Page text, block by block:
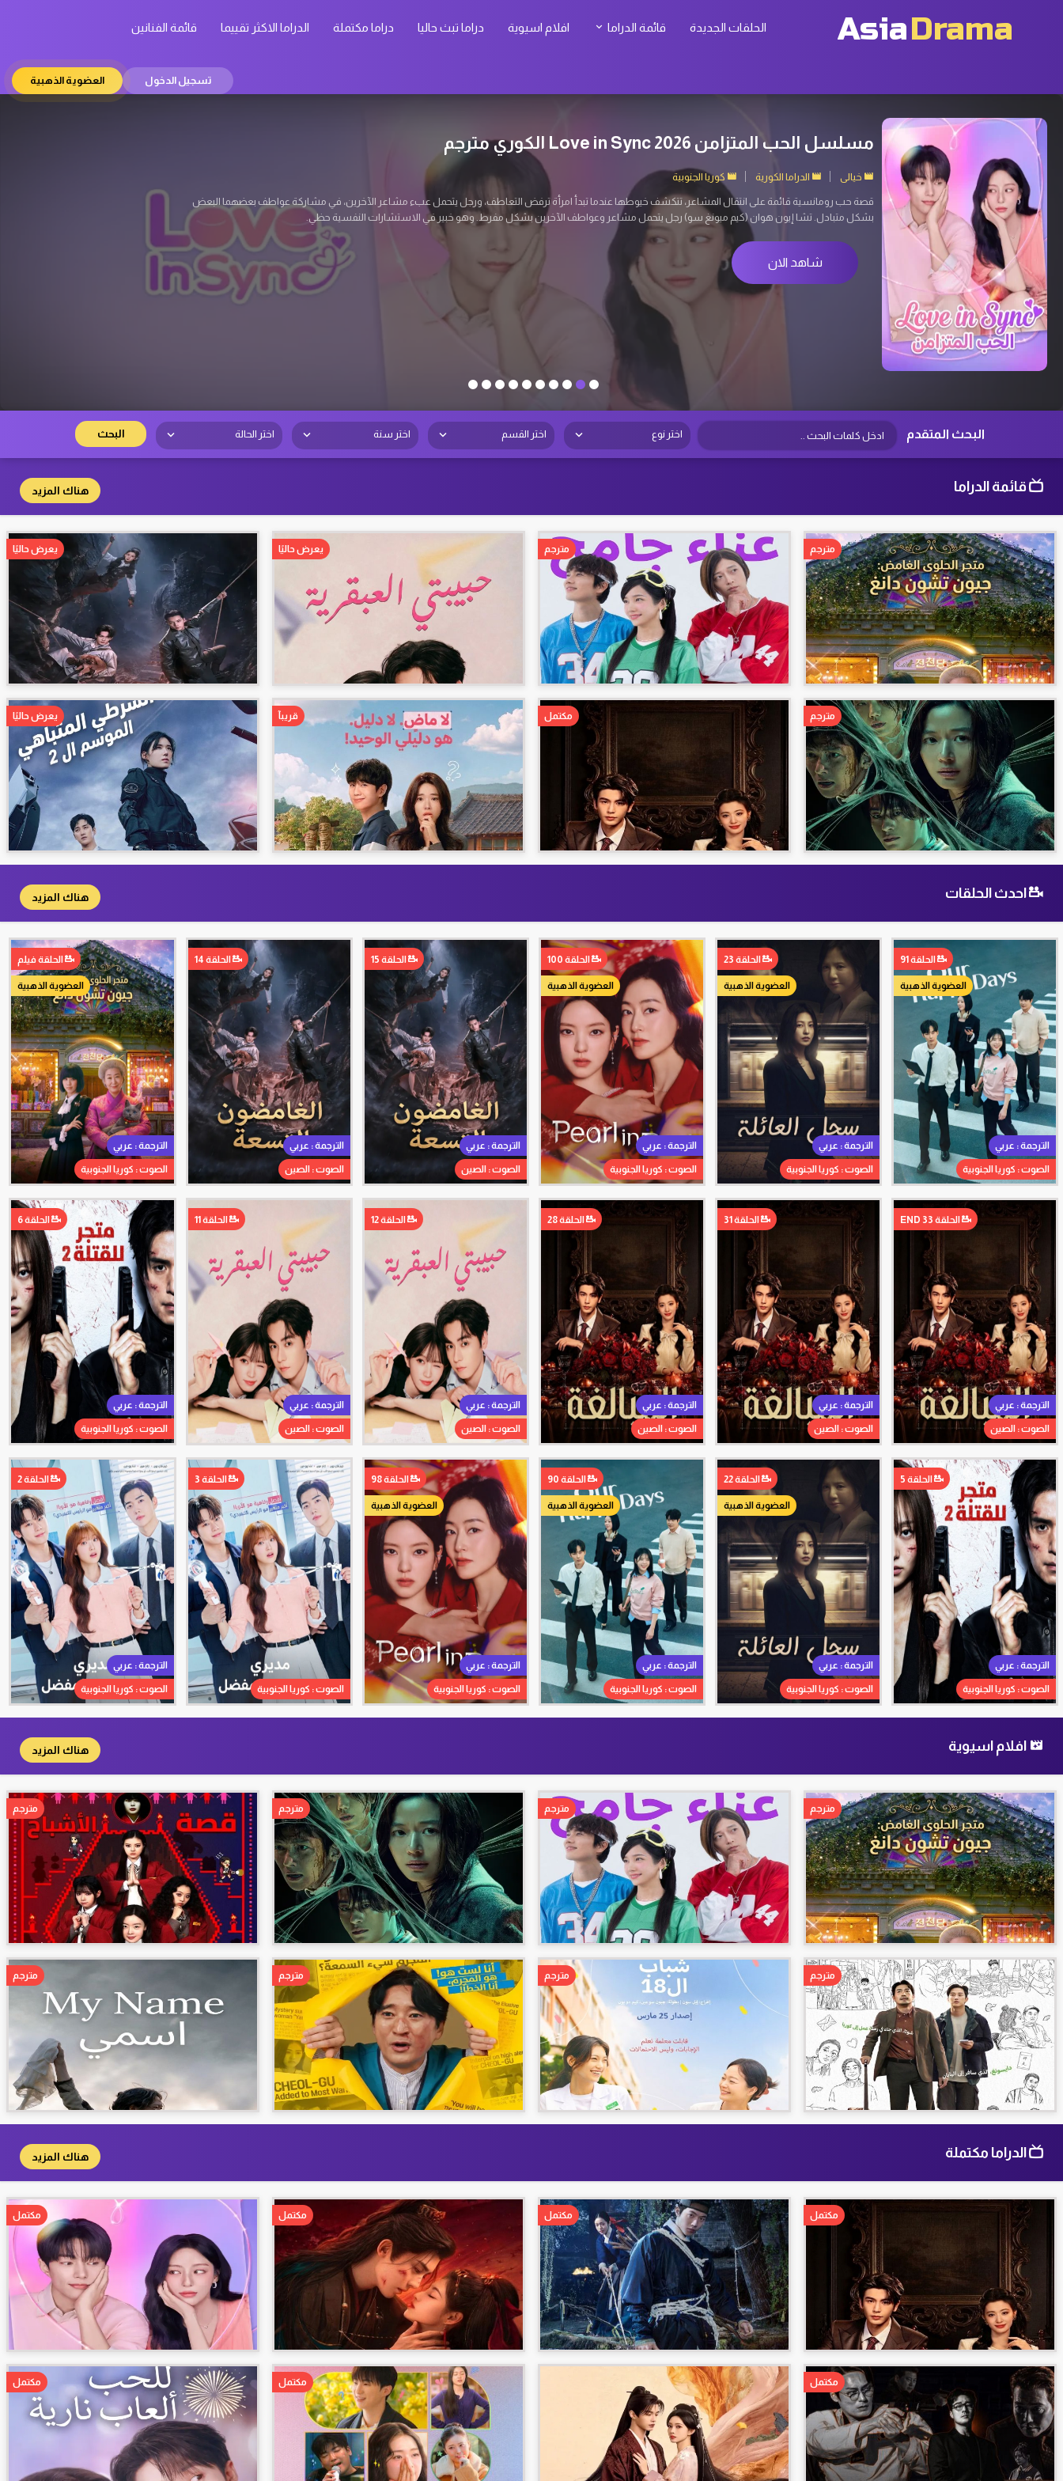
AsiaDrama الحلقات الجديدة قائمة الدراما افلام اسيوية دراما تبث حاليا دراما مكتملة الدراما الاكثر تقييما قائمة الفنانين
تسجيل الدخول العضوية الذهبية
Agent Kim Reactivated 2026 مسلسل عودة العميل كيم الكوري مترجم
إثارة الدراما الكورية كوريا الجنوبية
عندما تُختطَف ابنة شخص يبدو عاديًا، يستعين بمهاراته القديمة في العمليات السرية للعثور عليها، ليجد نفسه في مواجهة أخطار لم يكن يتوقعها. كيم دو هيون (سو جي
سوب) عميل استخبارات سري سابق، نفّذ عمليات خطيرة بين كوريا الشمالية والجنوبية. يعمل حالياً كموظف عادي في بنك.
شاهد الان
البحث المتقدم اختر نوع اختر القسم اختر سنة اختر الحالة البحث
هناك المزيد قائمة الدراما
مترجم مترجم يعرض حاليًا يعرض حاليًا
مترجم مكتمل قريبآ يعرض حاليًا
هناك المزيد احدث الحلقات
العضوية الذهبية
الترجمة : عربي
الصوت : كوريا الجنوبية
الحلقة 91
العضوية الذهبية
الترجمة : عربي
الصوت : كوريا الجنوبية
الحلقة 23
العضوية الذهبية
الترجمة : عربي
الصوت : كوريا الجنوبية
الحلقة 100
الترجمة : عربي
الصوت : الصين
الحلقة 15
الترجمة : عربي
الصوت : الصين
الحلقة 14
العضوية الذهبية
الترجمة : عربي
الصوت : كوريا الجنوبية
الحلقة فيلم
الترجمة : عربي
الصوت : الصين
الحلقة 33 END
الترجمة : عربي
الصوت : الصين
الحلقة 31
الترجمة : عربي
الصوت : الصين
الحلقة 28
الترجمة : عربي
الصوت : الصين
الحلقة 12
الترجمة : عربي
الصوت : الصين
الحلقة 11
الترجمة : عربي
الصوت : كوريا الجنوبية
الحلقة 6
الترجمة : عربي
الصوت : كوريا الجنوبية
الحلقة 5
العضوية الذهبية
الترجمة : عربي
الصوت : كوريا الجنوبية
الحلقة 22
العضوية الذهبية
الترجمة : عربي
الصوت : كوريا الجنوبية
الحلقة 90
العضوية الذهبية
الترجمة : عربي
الصوت : كوريا الجنوبية
الحلقة 98
الصوت : كوريا الجنوبية
الحلقة 3
الترجمة : عربي
الصوت : كوريا الجنوبية
الحلقة 2
هناك المزيد افلام اسيوية
مترجم مترجم مترجم مترجم
مترجم مترجم مترجم مترجم
هناك المزيد الدراما مكتملة
مكتمل مكتمل مكتمل مكتمل
مكتمل مكتمل مكتمل